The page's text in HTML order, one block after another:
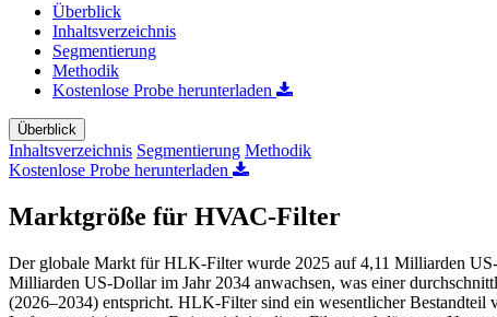
Überblick
Inhaltsverzeichnis
Segmentierung
Methodik
Kostenlose Probe herunterladen
Überblick
Inhaltsverzeichnis Segmentierung Methodik
Kostenlose Probe herunterladen
Marktgröße für HVAC-Filter
Der globale Markt für HLK-Filter wurde 2025 auf 4,11 Milliarden
Milliarden US-Dollar im Jahr 2034 anwachsen, was einer
(2026–2034) entspricht. HLK-Filter sind ein wesentlicher Bestandteil